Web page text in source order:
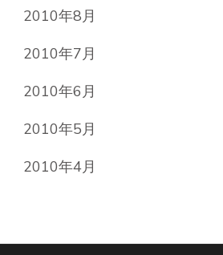
2010年8月
2010年7月
2010年6月
2010年5月
2010年4月